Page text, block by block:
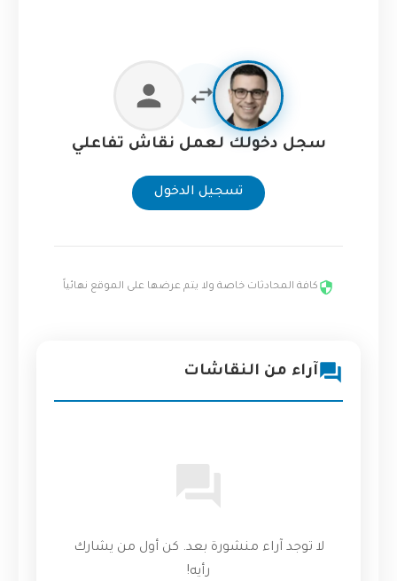
سجل دخولك لعمل نقاش تفاعلي
تسجيل الدخول
كافة المحادثات خاصة ولا يتم عرضها على الموقع نهائياً
آراء من النقاشات
لا توجد آراء منشورة بعد. كن أول من يشارك
رأيه!